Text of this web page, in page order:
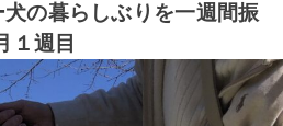
の暮らしぶりを一週間振
週目